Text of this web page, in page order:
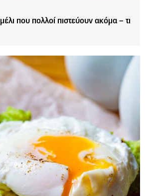
που πολλοί πιστεύουν ακόμα – τι